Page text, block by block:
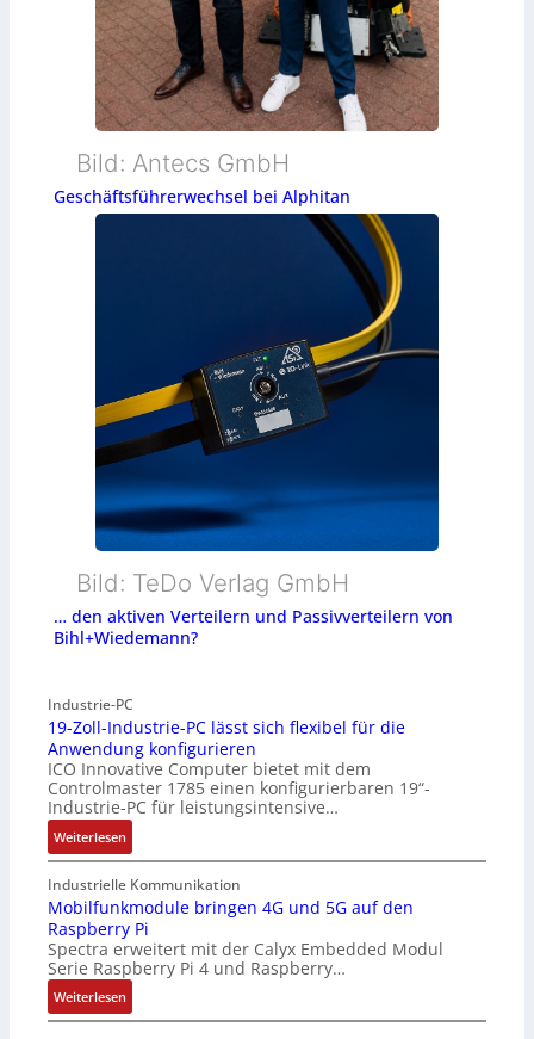
Bild: Antecs GmbH
Geschäftsführerwechsel bei Alphitan
Bild: TeDo Verlag GmbH
… den aktiven Verteilern und Passivverteilern von
Bihl+Wiedemann?
Industrie-PC
19-Zoll-Industrie-PC lässt sich flexibel für die
Anwendung konfigurieren
ICO Innovative Computer bietet mit dem
Controlmaster 1785 einen konfigurierbaren 19“-
Industrie-PC für leistungsintensive…
Weiterlesen:
1
9
-
Z
o
l
l
-
Industrielle Kommunikation
Mobilfunkmodule bringen 4G und 5G auf den
Raspberry Pi
Spectra erweitert mit der Calyx Embedded Modul
Serie Raspberry Pi 4 und Raspberry…
Weiterlesen:
M